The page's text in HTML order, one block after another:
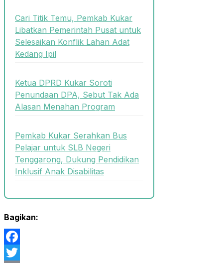
Cari Titik Temu, Pemkab Kukar
Libatkan Pemerintah Pusat untuk
Selesaikan Konflik Lahan Adat
Kedang Ipil
Ketua DPRD Kukar Soroti
Penundaan DPA, Sebut Tak Ada
Alasan Menahan Program
Pemkab Kukar Serahkan Bus
Pelajar untuk SLB Negeri
Tenggarong, Dukung Pendidikan
Inklusif Anak Disabilitas
Bagikan:
Facebook